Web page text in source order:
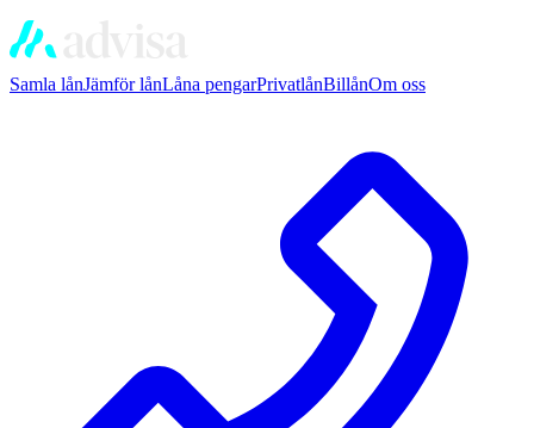
Samla lånJämför lånLåna pengarPrivatlånBillånOm oss